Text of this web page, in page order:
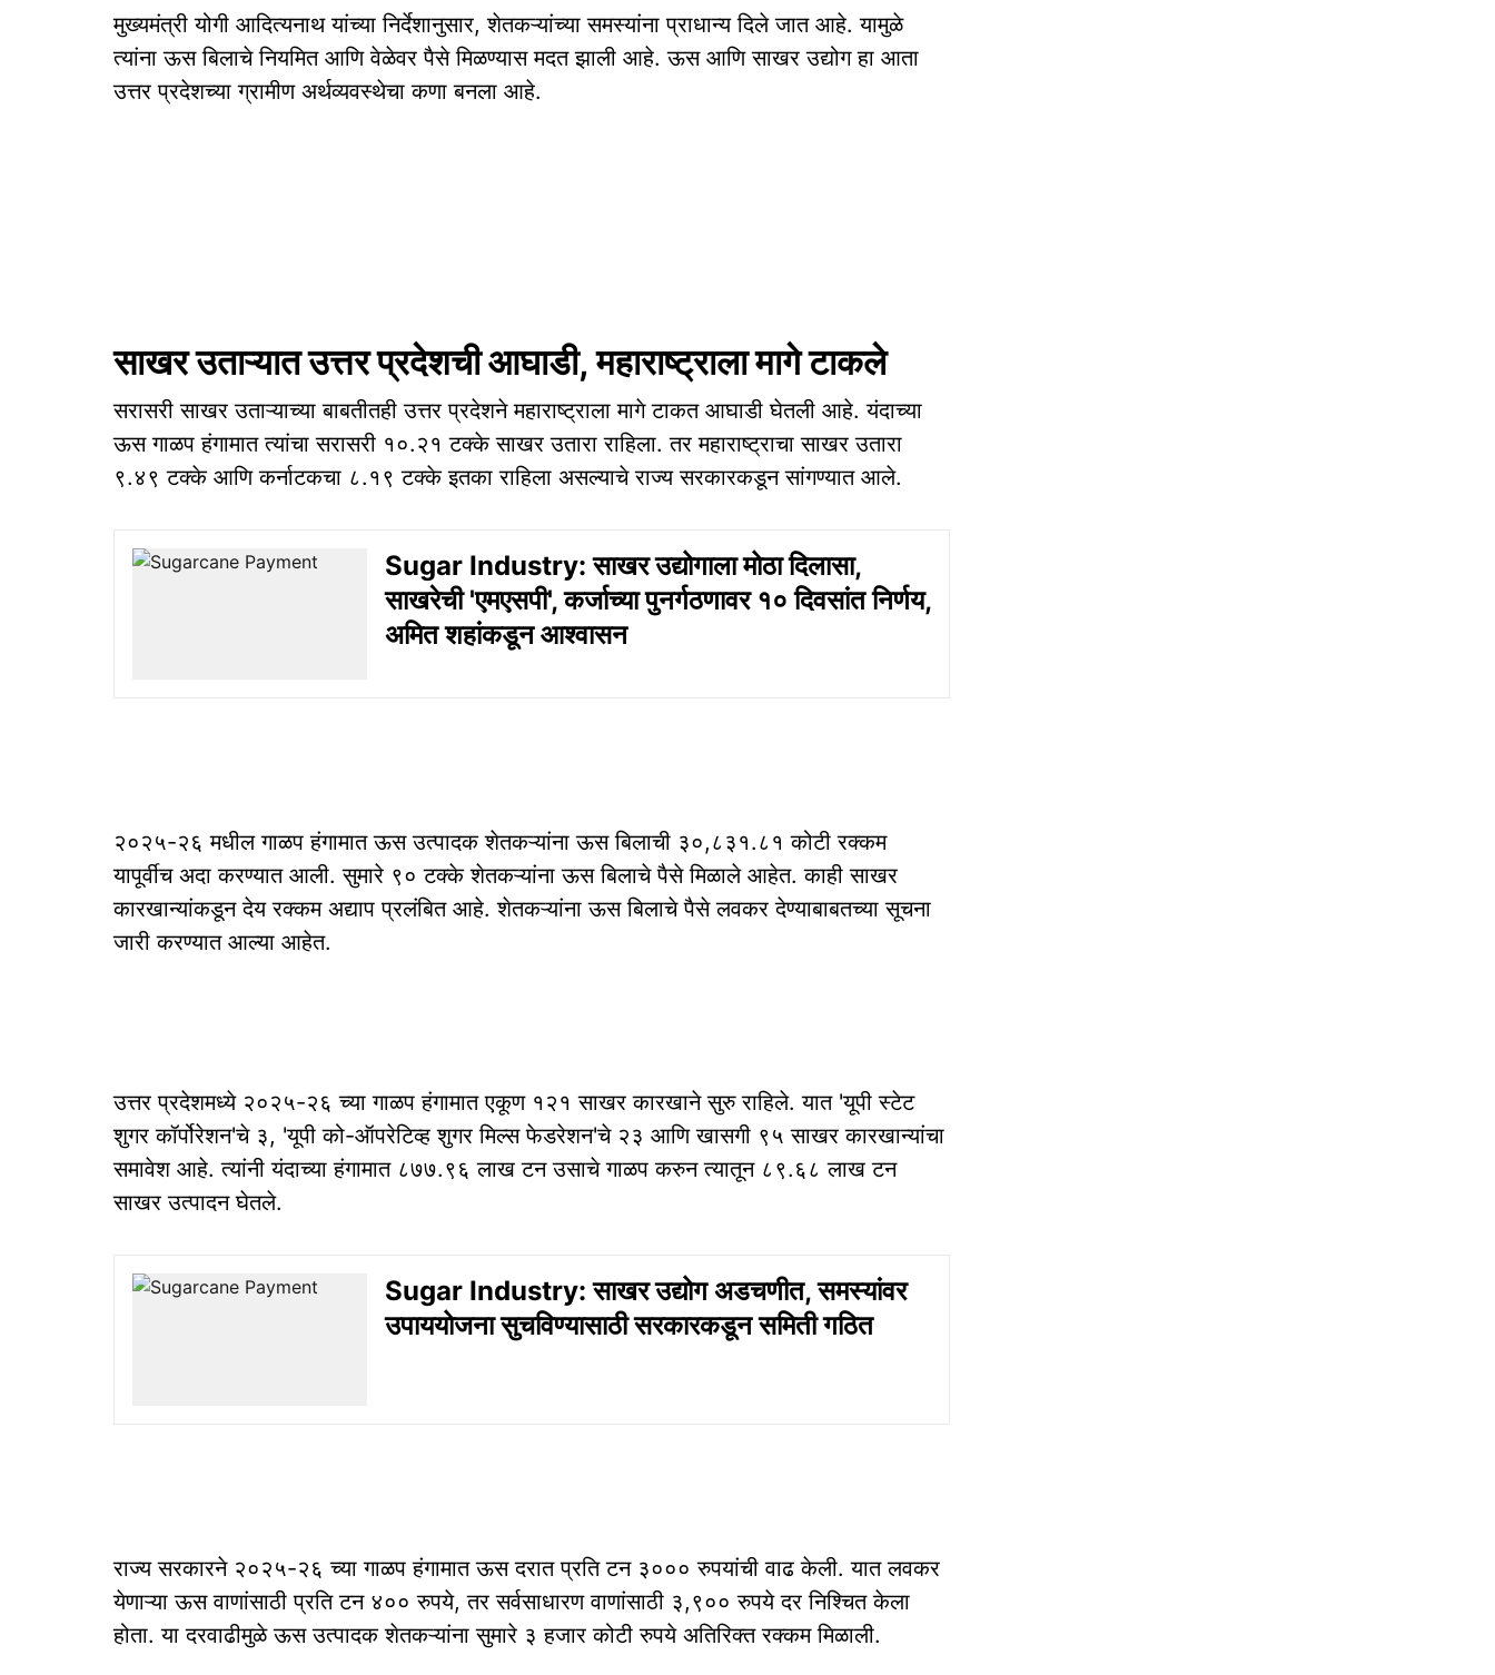
मुख्यमंत्री योगी आदित्यनाथ यांच्या निर्देशानुसार, शेतकऱ्यांच्या समस्यांना प्राधान्य दिले जात आहे. यामुळे
त्यांना ऊस बिलाचे नियमित आणि वेळेवर पैसे मिळण्यास मदत झाली आहे. ऊस आणि साखर उद्योग हा आता
उत्तर प्रदेशच्या ग्रामीण अर्थव्यवस्थेचा कणा बनला आहे.
साखर उताऱ्यात उत्तर प्रदेशची आघाडी, महाराष्ट्राला मागे टाकले
सरासरी साखर उताऱ्याच्या बाबतीतही उत्तर प्रदेशने महाराष्ट्राला मागे टाकत आघाडी घेतली आहे. यंदाच्या
ऊस गाळप हंगामात त्यांचा सरासरी १०.२१ टक्के साखर उतारा राहिला. तर महाराष्ट्राचा साखर उतारा
९.४९ टक्के आणि कर्नाटकचा ८.१९ टक्के इतका राहिला असल्याचे राज्य सरकारकडून सांगण्यात आले.
Sugar Industry: साखर उद्योगाला मोठा दिलासा,
साखरेची 'एमएसपी', कर्जाच्या पुनर्गठणावर १० दिवसांत निर्णय,
अमित शहांकडून आश्वासन
२०२५-२६ मधील गाळप हंगामात ऊस उत्पादक शेतकऱ्यांना ऊस बिलाची ३०,८३१.८१ कोटी रक्कम
यापूर्वीच अदा करण्यात आली. सुमारे ९० टक्के शेतकऱ्यांना ऊस बिलाचे पैसे मिळाले आहेत. काही साखर
कारखान्यांकडून देय रक्कम अद्याप प्रलंबित आहे. शेतकऱ्यांना ऊस बिलाचे पैसे लवकर देण्याबाबतच्या सूचना
जारी करण्यात आल्या आहेत.
उत्तर प्रदेशमध्ये २०२५-२६ च्या गाळप हंगामात एकूण १२१ साखर कारखाने सुरु राहिले. यात 'यूपी स्टेट
शुगर कॉर्पोरेशन'चे ३, 'यूपी को-ऑपरेटिव्ह शुगर मिल्स फेडरेशन'चे २३ आणि खासगी ९५ साखर कारखान्यांचा
समावेश आहे. त्यांनी यंदाच्या हंगामात ८७७.९६ लाख टन उसाचे गाळप करुन त्यातून ८९.६८ लाख टन
साखर उत्पादन घेतले.
Sugar Industry: साखर उद्योग अडचणीत, समस्यांवर
उपाययोजना सुचविण्यासाठी सरकारकडून समिती गठित
राज्य सरकारने २०२५-२६ च्या गाळप हंगामात ऊस दरात प्रति टन ३००० रुपयांची वाढ केली. यात लवकर
येणाऱ्या ऊस वाणांसाठी प्रति टन ४०० रुपये, तर सर्वसाधारण वाणांसाठी ३,९०० रुपये दर निश्चित केला
होता. या दरवाढीमुळे ऊस उत्पादक शेतकऱ्यांना सुमारे ३ हजार कोटी रुपये अतिरिक्त रक्कम मिळाली.